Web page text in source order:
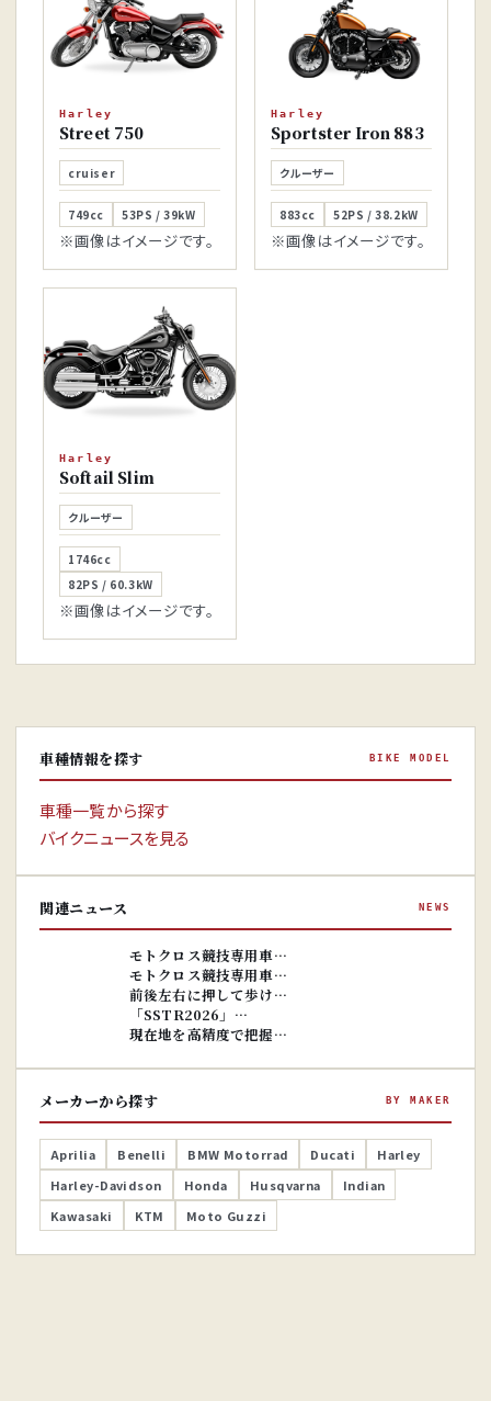
Harley
Street 750
cruiser
749cc 53PS / 39kW
※画像はイメージです。
Harley
Sportster Iron 883
クルーザー
883cc 52PS / 38.2kW
※画像はイメージです。
Harley
Softail Slim
クルーザー
1746cc
82PS / 60.3kW
※画像はイメージです。
車種情報を探す BIKE MODEL
車種一覧から探す
バイクニュースを見る
関連ニュース NEWS
※画像はイ
モトクロス競技専用車…
モトクロス競技専用車…
前後左右に押して歩け…
「SSTR2026」…
現在地を高精度で把握…
メーカーから探す BY MAKER
Aprilia Benelli BMW Motorrad Ducati
Harley
Harley-Davidson
Honda Husqvarna
Indian
Kawasaki
KTM Moto Guzzi